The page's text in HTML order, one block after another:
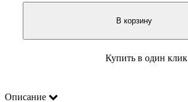
В корзину
Купить в один клик
Описание